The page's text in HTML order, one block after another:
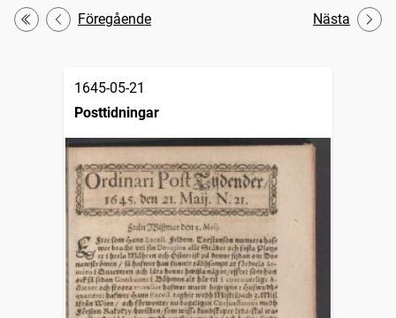
Första
Föregående Nästa
1645-05-21
Posttidningar